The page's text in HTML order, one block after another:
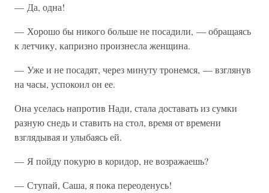
— Да, одна!
— Хорошо бы никого больше не посадили, — обращаясь
к летчику, капризно произнесла женщина.
— Уже и не посадят, через минуту тронемся, — взглянув
на часы, успокоил он ее.
Она уселась напротив Нади, стала доставать из сумки
разную снедь и ставить на стол, время от времени
взглядывая и улыбаясь ей.
— Я пойду покурю в коридор, не возражаешь?
— Ступай, Саша, я пока переоденусь!